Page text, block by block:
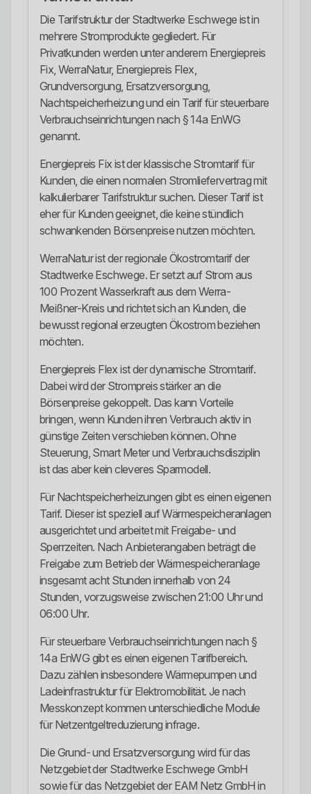
Die Tarifstruktur der Stadtwerke Eschwege ist in
mehrere Stromprodukte gegliedert. Für
Privatkunden werden unter anderem Energiepreis
Fix, WerraNatur, Energiepreis Flex,
Grundversorgung, Ersatzversorgung,
Nachtspeicherheizung und ein Tarif für steuerbare
Verbrauchseinrichtungen nach § 14a EnWG
genannt.
Energiepreis Fix ist der klassische Stromtarif für
Kunden, die einen normalen Stromliefervertrag mit
kalkulierbarer Tarifstruktur suchen. Dieser Tarif ist
eher für Kunden geeignet, die keine stündlich
schwankenden Börsenpreise nutzen möchten.
WerraNatur ist der regionale Ökostromtarif der
Stadtwerke Eschwege. Er setzt auf Strom aus
100 Prozent Wasserkraft aus dem Werra-
Meißner-Kreis und richtet sich an Kunden, die
bewusst regional erzeugten Ökostrom beziehen
möchten.
Energiepreis Flex ist der dynamische Stromtarif.
Dabei wird der Strompreis stärker an die
Börsenpreise gekoppelt. Das kann Vorteile
bringen, wenn Kunden ihren Verbrauch aktiv in
günstige Zeiten verschieben können. Ohne
Steuerung, Smart Meter und Verbrauchsdisziplin
ist das aber kein cleveres Sparmodell.
Für Nachtspeicherheizungen gibt es einen eigenen
Tarif. Dieser ist speziell auf Wärmespeicheranlagen
ausgerichtet und arbeitet mit Freigabe- und
Sperrzeiten. Nach Anbieterangaben beträgt die
Freigabe zum Betrieb der Wärmespeicheranlage
insgesamt acht Stunden innerhalb von 24
Stunden, vorzugsweise zwischen 21:00 Uhr und
06:00 Uhr.
Für steuerbare Verbrauchseinrichtungen nach §
14a EnWG gibt es einen eigenen Tarifbereich.
Dazu zählen insbesondere Wärmepumpen und
Ladeinfrastruktur für Elektromobilität. Je nach
Messkonzept kommen unterschiedliche Module
für Netzentgeltreduzierung infrage.
Die Grund- und Ersatzversorgung wird für das
Netzgebiet der Stadtwerke Eschwege GmbH
sowie für das Netzgebiet der EAM Netz GmbH in